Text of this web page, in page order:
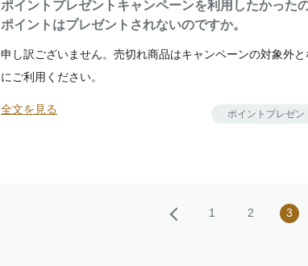
ポイントプレゼントキャンペーンを利用したかった
ポイントはプレゼントされないのですか。
申し訳ございません。売切れ商品はキャンペーンの対象外
にご利用ください。
全文を見る ポイントプレゼン
1 2 3